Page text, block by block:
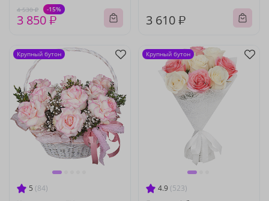
4 530 ₽ -15%
3 850 ₽ 3 610 ₽
5 (84)
Крупный бутон
4.9 (523)
Крупный бутон